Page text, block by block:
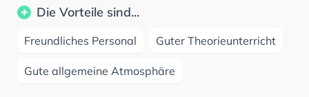
Die Vorteile sind...
Freundliches Personal Guter Theorieunterricht
Gute allgemeine Atmosphäre